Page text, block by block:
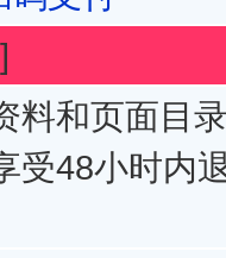
]
料和页面目
受48小时内